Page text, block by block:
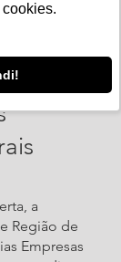
a
Região de
Empresas